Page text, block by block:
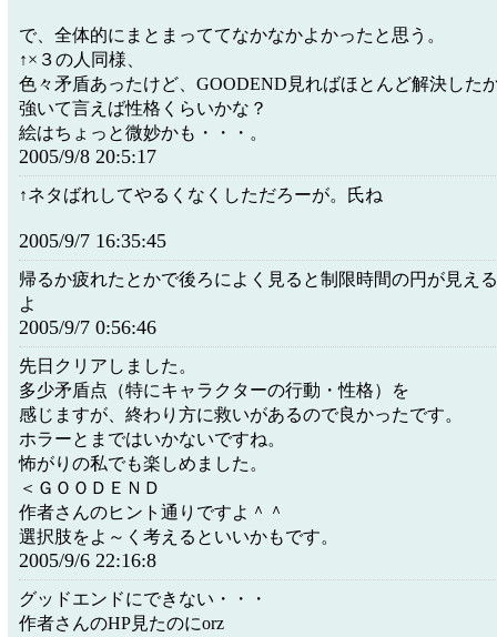
で、全体的にまとまっててなかなかよかったと思う。
↑×３の人同様、
色々矛盾あったけど、GOODEND見ればほとんど解決した
強いて言えば性格くらいかな？
絵はちょっと微妙かも・・・。
2005/9/8 20:5:17
↑ネタばれしてやるくなくしただろーが。氏ね
2005/9/7 16:35:45
帰るか疲れたとかで後ろによく見ると制限時間の円が見え
よ
2005/9/7 0:56:46
先日クリアしました。
多少矛盾点（特にキャラクターの行動・性格）を
感じますが、終わり方に救いがあるので良かったです。
ホラーとまではいかないですね。
怖がりの私でも楽しめました。
＜ＧＯＯＤＥＮＤ
作者さんのヒント通りですよ＾＾
選択肢をよ～く考えるといいかもです。
2005/9/6 22:16:8
グッドエンドにできない・・・
作者さんのHP見たのにorz